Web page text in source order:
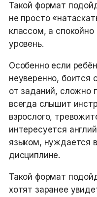
Такой формат
не просто
классом, а спокойно
уровень.
Особенно если
неуверенно, боится
от заданий, сложно
всегда слышит
взрослого,
интересуется
языком, нуждается
дисциплине.
Такой формат
хотят заранее